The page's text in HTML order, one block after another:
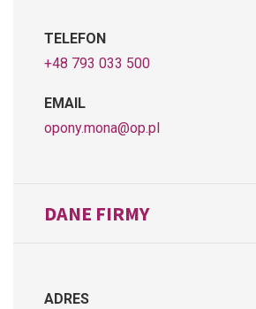
TELEFON
+48 793 033 500
EMAIL
opony.mona@op.pl
DANE FIRMY
ADRES